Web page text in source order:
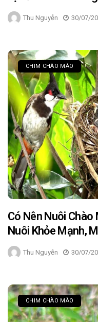
Thu Nguyễn 30/07/
CHIM CHÀO MÀO
Có Nên Nuôi
Nuôi Khỏe Mạnh,
Thu Nguyễn 30/07/
CHIM CHÀO MÀO